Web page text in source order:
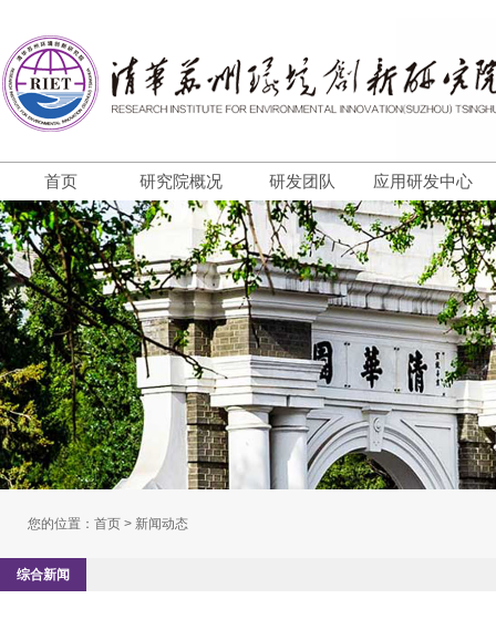
首页 研究院概况 研发团队 应用研发中心
您的位置： 首页 > 新闻动态
综合新闻